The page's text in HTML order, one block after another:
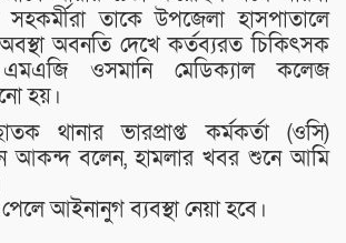
সহকর্মীরা তাকে উপজেলা হাসপাতালে
অবনতি দেখে কর্তব্যরত চিকিৎসক
ওসমানি মেডিক্যাল কলেজ
হয়।
থানার ভারপ্রাপ্ত কর্মকর্তা (ওসি)
আকন্দ বলেন, হামলার খবর শুনে আমি
আইনানুগ ব্যবস্থা নেয়া হবে।